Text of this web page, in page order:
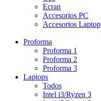
Ecran
Accesorios PC
Accesorios Laptop
Proforma
Proforma 1
Proforma 2
Proforma 3
Laptops
Todos
Intel i3/Ryzen 3